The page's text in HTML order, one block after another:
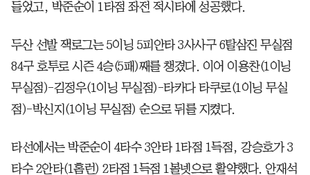
들었고, 박준순이 1타점 좌전 적시타에 성공했다.
두산 선발 잭로그는 5이닝 5피안타 3사사구 6탈삼진 무실점
84구 호투로 시즌 4승(5패)째를 챙겼다. 이어 이용찬(1이닝
무실점)-김정우(1이닝 무실점)-타카다 타쿠로(1이닝 무실
점)-박신지(1이닝 무실점) 순으로 뒤를 지켰다.
타선에서는 박준순이 4타수 3안타 1타점 1득점, 강승호가 3
타수 2안타(1홈런) 2타점 1득점 1볼넷으로 활약했다. 안재석